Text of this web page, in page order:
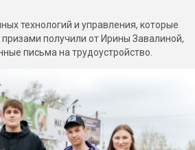
технологий и управления, которые
получили от Ирины Завалиной,
письма на трудоустройство.